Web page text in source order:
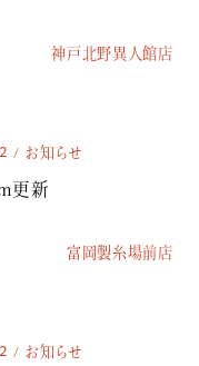
神戸北野異人館店
お知らせ
更新
富岡製糸場前店
お知らせ